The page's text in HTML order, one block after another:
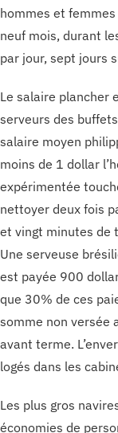
hommes et
neuf mois, durant
par jour, sept jours
Le salaire plancher
serveurs des
salaire moyen
moins de 1 dollar
expérimentée
nettoyer deux fois
et vingt minutes de
Une serveuse
est payée 900
que 30% de ces
somme non versée
avant terme.
logés dans les
Les plus gros
économies de